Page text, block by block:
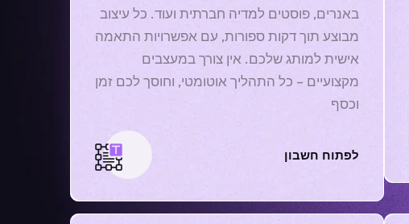
באנרים, פוסטים למדיה חברתית ועוד. כל עיצוב
מבוצע תוך דקות ספורות, עם אפשרויות התאמה
אישית למותג שלכם. אין צורך במעצבים
מקצועיים – כל התהליך אוטומטי, וחוסך לכם זמן
וכסף
לפתוח חשבון